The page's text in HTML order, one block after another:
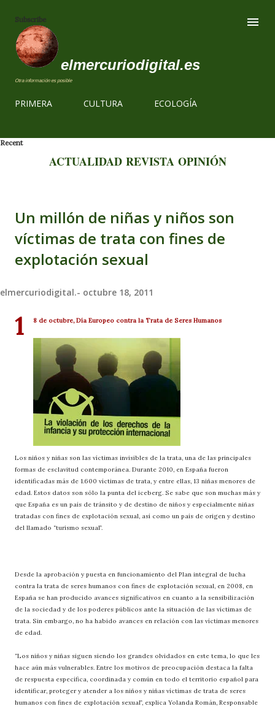
Subscribe
elmercuriodigital.es
Otra información es posible
PRIMERA CULTURA ECOLOGÍA
Recent
ACTUALIDAD REVISTA OPINIÓN
Un millón de niñas y niños son
víctimas de trata con fines de
explotación sexual
elmercuriodigital.- octubre 18, 2011
1 8 de octubre, Día Europeo contra la Trata de Seres Humanos
Los niños y niñas son las víctimas invisibles de la trata, una de las principales
formas de esclavitud contemporánea. Durante 2010, en España fueron
identificadas más de 1.600 víctimas de trata, y entre ellas, 13 niñas menores de
edad. Estos datos son sólo la punta del iceberg. Se sabe que son muchas más y
que España es un país de tránsito y de destino de niños y especialmente niñas
tratadas con fines de explotación sexual, así como un país de origen y destino
del llamado “turismo sexual”.
Desde la aprobación y puesta en funcionamiento del Plan integral de lucha
contra la trata de seres humanos con fines de explotación sexual, en 2008, en
España se han producido avances significativos en cuanto a la sensibilización
de la sociedad y de los poderes públicos ante la situación de las víctimas de
trata. Sin embargo, no ha habido avances en relación con las víctimas menores
de edad.
“Los niños y niñas siguen siendo los grandes olvidados en este tema, lo que les
hace aún más vulnerables. Entre los motivos de preocupación destaca la falta
de respuesta específica, coordinada y común en todo el territorio español para
identificar, proteger y atender a los niños y niñas víctimas de trata de seres
humanos con fines de explotación sexual”, explica Yolanda Román, Responsable